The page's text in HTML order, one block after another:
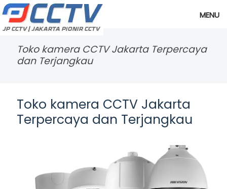
MENU
Toko kamera CCTV Jakarta Terpercaya
dan Terjangkau
Toko kamera CCTV Jakarta
Terpercaya dan Terjangkau